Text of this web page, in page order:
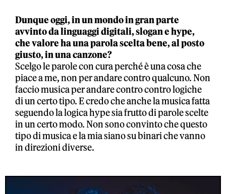
Dunque oggi, in un mondo in gran parte
avvinto da linguaggi digitali, slogan e hype,
che valore ha una parola scelta bene, al posto
giusto, in una canzone?
Scelgo le parole con cura perché è una cosa che
piace a me, non per andare contro qualcuno. Non
faccio musica per andare contro contro logiche
di un certo tipo. E credo che anche la musica fatta
seguendo la logica hype sia frutto di parole scelte
in un certo modo. Non sono convinto che questo
tipo di musica e la mia siano su binari che vanno
in direzioni diverse.